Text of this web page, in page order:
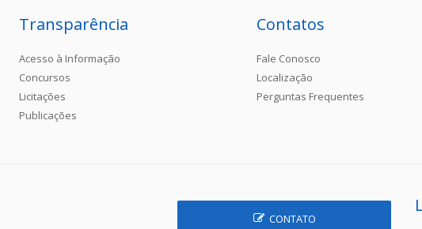
Transparência
Acesso à Informação
Concursos
Licitações
Publicações
Contatos
Fale Conosco
Localização
Perguntas Frequentes
CONTATO